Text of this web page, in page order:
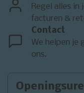
Regel alles in
facturen &
Contact
We helpen je
ons.